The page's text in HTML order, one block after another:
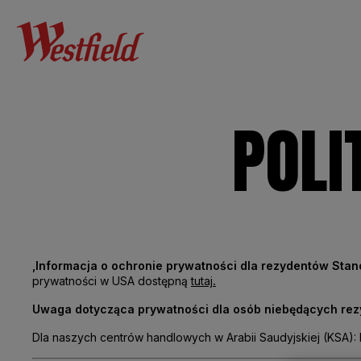
,Informacja o ochronie prywatności dla rezydentów
prywatności w USA dostępnątutaj.
Uwaga dotycząca prywatności dla osób niebędących
Dla naszych centrów handlowych w Arabii Saudyjskiej